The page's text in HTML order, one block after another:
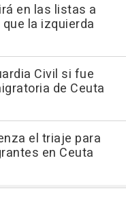
en las listas a
la izquierda
Civil si fue
de Ceuta
el triaje para
en Ceuta